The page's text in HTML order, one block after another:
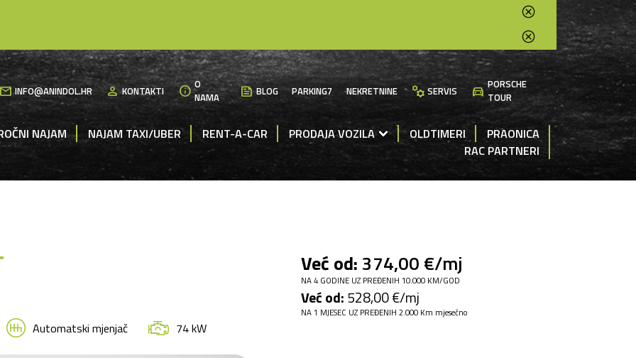
INFO@ANINDOL.HR personKONTAKTI info O
NAMA
NewsBLOG PARKING7 NEKRETNINE manufacturing SERVIS directions_car PORSCHE
TOUR
NAJAM NAJAM TAXI/UBER RENT-A-CAR PRODAJA VOZILA OLDTIMERI
PRAONICA
RAC PARTNERI
Automatski mjenjač 74 kW
Već od: 374,00 €/mj
NA 4 GODINE UZ PREĐENIH 10.000 KM/GOD
Već od: 528,00 €/mj
NA 1 MJESEC UZ PREĐENIH 2.000 Km mjesečno